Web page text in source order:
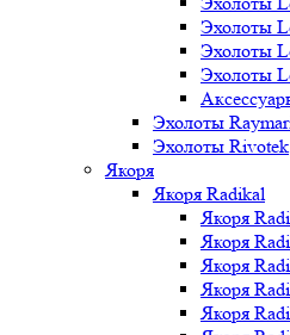
Эхолоты
Эхолоты
Эхолоты
Эхолоты
Эхолоты Rivotek
Якоря
Якоря Radikal
Якоря
Якоря
Якоря
Якоря
Якоря